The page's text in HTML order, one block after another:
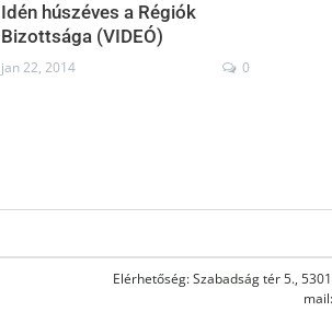
Idén húszéves a Régiók
Bizottsága (VIDEÓ)
jan 22, 2014 0
Elérhetőség: Szabadság tér 5.,
mail: